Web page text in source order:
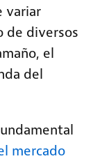
variar
de diversos
el
del
mercado